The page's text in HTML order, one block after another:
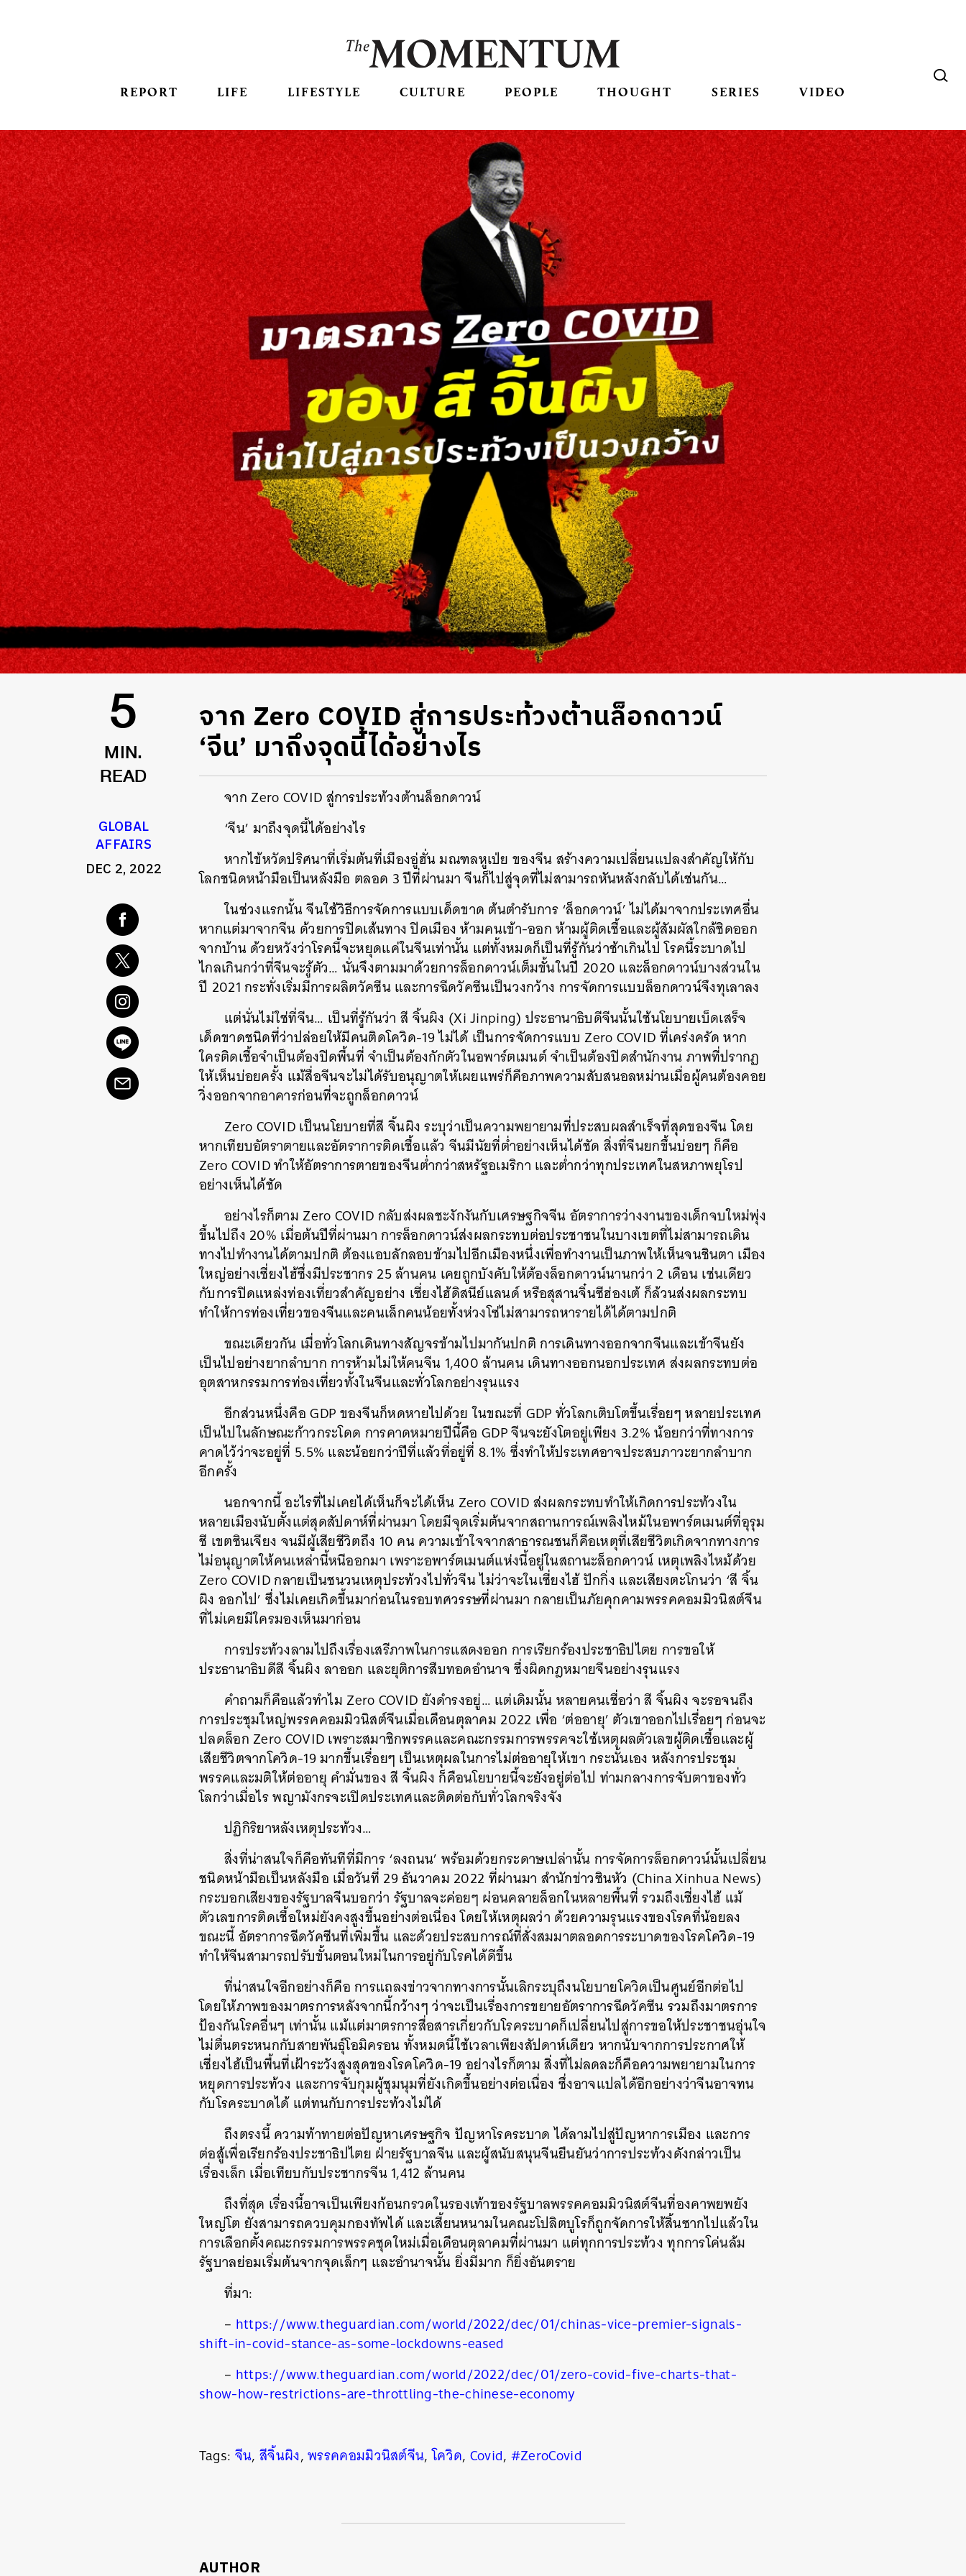
REPORT LIFE LIFESTYLE CULTURE PEOPLE THOUGHT SERIES VIDEO
5
MIN.
READ
GLOBAL
AFFAIRS
DEC 2, 2022
จาก Zero COVID สู่การประท้วงต้านล็อกดาวน์
‘จีน’ มาถึงจุดนี้ได้อย่างไร
จาก Zero COVID สู่การประท้วงต้านล็อกดาวน์
‘จีน’ มาถึงจุดนี้ได้อย่างไร
หากไข้หวัดปริศนาที่เริ่มต้นที่เมืองอู่ฮั่น มณฑลหูเป่ย ของจีน สร้างความเปลี่ยนแปลงสำคัญให้กับ
โลกชนิดหน้ามือเป็นหลังมือ ตลอด 3 ปีที่ผ่านมา จีนก็ไปสู่จุดที่ไม่สามารถหันหลังกลับได้เช่นกัน…
ในช่วงแรกนั้น จีนใช้วิธีการจัดการแบบเด็ดขาด ต้นตำรับการ ‘ล็อกดาวน์’ ไม่ได้มาจากประเทศอื่น
หากแต่มาจากจีน ด้วยการปิดเส้นทาง ปิดเมือง ห้ามคนเข้า-ออก ห้ามผู้ติดเชื้อและผู้สัมผัสใกล้ชิดออก
จากบ้าน ด้วยหวังว่าโรคนี้จะหยุดแค่ในจีนเท่านั้น แต่ทั้งหมดก็เป็นที่รู้กันว่าช้าเกินไป โรคนี้ระบาดไป
ไกลเกินกว่าที่จีนจะรู้ตัว…​ นั่นจึงตามมาด้วยการล็อกดาวน์เต็มขั้นในปี 2020 และล็อกดาวน์บางส่วนใน
ปี 2021 กระทั่งเริ่มมีการผลิตวัคซีน และการฉีดวัคซีนเป็นวงกว้าง การจัดการแบบล็อกดาวน์จึงทุเลาลง
แต่นั่นไม่ใช่ที่จีน… เป็นที่รู้กันว่า สี จิ้นผิง (Xi Jinping) ประธานาธิบดีจีนนั้นใช้นโยบายเบ็ดเสร็จ
เด็ดขาดชนิดที่ว่าปล่อยให้มีคนติดโควิด-19 ไม่ได้ เป็นการจัดการแบบ Zero COVID ที่เคร่งครัด หาก
ใครติดเชื้อจำเป็นต้องปิดพื้นที่ จำเป็นต้องกักตัวในอพาร์ตเมนต์ จำเป็นต้องปิดสำนักงาน ภาพที่ปรากฏ
ให้เห็นบ่อยครั้ง แม้สื่อจีนจะไม่ได้รับอนุญาตให้เผยแพร่ก็คือภาพความสับสนอลหม่านเมื่อผู้คนต้องคอย
วิ่งออกจากอาคารก่อนที่จะถูกล็อกดาวน์
Zero COVID เป็นนโยบายที่สี จิ้นผิง ระบุว่าเป็นความพยายามที่ประสบผลสำเร็จที่สุดของจีน โดย
หากเทียบอัตราตายและอัตราการติดเชื้อแล้ว จีนมีนัยที่ต่ำอย่างเห็นได้ชัด สิ่งที่จีนยกขึ้นบ่อยๆ ก็คือ
Zero COVID ทำให้อัตราการตายของจีนต่ำกว่าสหรัฐอเมริกา และต่ำกว่าทุกประเทศในสหภาพยุโรป
อย่างเห็นได้ชัด
อย่างไรก็ตาม Zero COVID กลับส่งผลชะงักงันกับเศรษฐกิจจีน อัตราการว่างงานของเด็กจบใหม่พุ่ง
ขึ้นไปถึง 20% เมื่อต้นปีที่ผ่านมา การล็อกดาวน์ส่งผลกระทบต่อประชาชนในบางเขตที่ไม่สามารถเดิน
ทางไปทำงานได้ตามปกติ ต้องแอบลักลอบข้ามไปอีกเมืองหนึ่งเพื่อทำงานเป็นภาพให้เห็นจนชินตา เมือง
ใหญ่อย่างเซี่ยงไฮ้ซึ่งมีประชากร 25 ล้านคน เคยถูกบังคับให้ต้องล็อกดาวน์นานกว่า 2 เดือน เช่นเดียว
กับการปิดแหล่งท่องเที่ยวสำคัญอย่าง เซี่ยงไฮ้ดิสนีย์แลนด์ หรือสุสานจิ๋นซีฮ่องเต้ ก็ล้วนส่งผลกระทบ
ทำให้การท่องเที่ยวของจีนและคนเล็กคนน้อยทั้งห่วงโซ่ไม่สามารถหารายได้ได้ตามปกติ
ขณะเดียวกัน เมื่อทั่วโลกเดินทางสัญจรข้ามไปมากันปกติ การเดินทางออกจากจีนและเข้าจีนยัง
เป็นไปอย่างยากลำบาก การห้ามไม่ให้คนจีน 1,400 ล้านคน เดินทางออกนอกประเทศ ส่งผลกระทบต่อ
อุตสาหกรรมการท่องเที่ยวทั้งในจีนและทั่วโลกอย่างรุนแรง
อีกส่วนหนึ่งคือ GDP ของจีนก็หดหายไปด้วย ในขณะที่ GDP ทั่วโลกเติบโตขึ้นเรื่อยๆ หลายประเทศ
เป็นไปในลักษณะก้าวกระโดด การคาดหมายปีนี้คือ GDP จีนจะยังโตอยู่เพียง 3.2% น้อยกว่าที่ทางการ
คาดไว้ว่าจะอยู่ที่ 5.5% และน้อยกว่าปีที่แล้วที่อยู่ที่ 8.1% ซึ่งทำให้ประเทศอาจประสบภาวะยากลำบาก
อีกครั้ง
นอกจากนี้ อะไรที่ไม่เคยได้เห็นก็จะได้เห็น Zero COVID ส่งผลกระทบทำให้เกิดการประท้วงใน
หลายเมืองนับตั้งแต่สุดสัปดาห์ที่ผ่านมา โดยมีจุดเริ่มต้นจากสถานการณ์เพลิงไหม้ในอพาร์ตเมนต์ที่อุรุม
ชี เขตซินเจียง จนมีผู้เสียชีวิตถึง 10 คน ความเข้าใจจากสาธารณชนก็คือเหตุที่เสียชีวิตเกิดจากทางการ
ไม่อนุญาตให้คนเหล่านี้หนีออกมา เพราะอพาร์ตเมนต์แห่งนี้อยู่ในสถานะล็อกดาวน์ เหตุเพลิงไหม้ด้วย
Zero COVID กลายเป็นชนวนเหตุประท้วงไปทั่วจีน ไม่ว่าจะในเซี่ยงไฮ้ ปักกิ่ง และเสียงตะโกนว่า ‘สี จิ้น
ผิง ออกไป’ ซึ่งไม่เคยเกิดขึ้นมาก่อนในรอบทศวรรษที่ผ่านมา กลายเป็นภัยคุกคามพรรคคอมมิวนิสต์จีน
ที่ไม่เคยมีใครมองเห็นมาก่อน
การประท้วงลามไปถึงเรื่องเสรีภาพในการแสดงออก การเรียกร้องประชาธิปไตย การขอให้
ประธานาธิบดีสี จิ้นผิง ลาออก และยุติการสืบทอดอำนาจ ซึ่งผิดกฎหมายจีนอย่างรุนแรง
คำถามก็คือแล้วทำไม Zero COVID ยังดำรงอยู่… แต่เดิมนั้น หลายคนเชื่อว่า สี จิ้นผิง จะรอจนถึง
การประชุมใหญ่พรรคคอมมิวนิสต์จีนเมื่อเดือนตุลาคม 2022 เพื่อ ‘ต่ออายุ’ ตัวเขาออกไปเรื่อยๆ ก่อนจะ
ปลดล็อก Zero COVID เพราะสมาชิกพรรคและคณะกรรมการพรรคจะใช้เหตุผลตัวเลขผู้ติดเชื้อและผู้
เสียชีวิตจากโควิด-19 มากขึ้นเรื่อยๆ เป็นเหตุผลในการไม่ต่ออายุให้เขา กระนั้นเอง หลังการประชุม
พรรคและมติให้ต่ออายุ คำมั่นของ สี จิ้นผิง ก็คือนโยบายนี้จะยังอยู่ต่อไป ท่ามกลางการจับตาของทั่ว
โลกว่าเมื่อไร พญามังกรจะเปิดประเทศและติดต่อกับทั่วโลกจริงจัง
ปฏิกิริยาหลังเหตุประท้วง…
สิ่งที่น่าสนใจก็คือทันทีที่มีการ ‘ลงถนน’ พร้อมด้วยกระดาษเปล่านั้น การจัดการล็อกดาวน์นั้นเปลี่ยน
ชนิดหน้ามือเป็นหลังมือ เมื่อวันที่ 29 ธันวาคม 2022 ที่ผ่านมา สำนักข่าวซินหัว (China Xinhua News)
กระบอกเสียงของรัฐบาลจีนบอกว่า รัฐบาลจะค่อยๆ ผ่อนคลายล็อกในหลายพื้นที่ รวมถึงเซี่ยงไฮ้ แม้
ตัวเลขการติดเชื้อใหม่ยังคงสูงขึ้นอย่างต่อเนื่อง โดยให้เหตุผลว่า ด้วยความรุนแรงของโรคที่น้อยลง
ขณะนี้ อัตราการฉีดวัคซีนที่เพิ่มขึ้น และด้วยประสบการณ์ที่สั่งสมมาตลอดการระบาดของโรคโควิด-19
ทำให้จีนสามารถปรับขั้นตอนใหม่ในการอยู่กับโรคได้ดีขึ้น
ที่น่าสนใจอีกอย่างก็คือ การแถลงข่าวจากทางการนั้นเลิกระบุถึงนโยบายโควิดเป็นศูนย์อีกต่อไป
โดยให้ภาพของมาตรการหลังจากนี้กว้างๆ ว่าจะเป็นเรื่องการขยายอัตราการฉีดวัคซีน รวมถึงมาตรการ
ป้องกันโรคอื่นๆ เท่านั้น แม้แต่มาตรการสื่อสารเกี่ยวกับโรคระบาดก็เปลี่ยนไปสู่การขอให้ประชาชนอุ่นใจ
ไม่ตื่นตระหนกกับสายพันธุ์โอมิครอน ทั้งหมดนี้ใช้เวลาเพียงสัปดาห์เดียว หากนับจากการประกาศให้
เซี่ยงไฮ้เป็นพื้นที่เฝ้าระวังสูงสุดของโรคโควิด-19 อย่างไรก็ตาม สิ่งที่ไม่ลดละก็คือความพยายามในการ
หยุดการประท้วง และการจับกุมผู้ชุมนุมที่ยังเกิดขึ้นอย่างต่อเนื่อง ซึ่งอาจแปลได้อีกอย่างว่าจีนอาจทน
กับโรคระบาดได้ แต่ทนกับการประท้วงไม่ได้
ถึงตรงนี้ ความท้าทายต่อปัญหาเศรษฐกิจ ปัญหาโรคระบาด ได้ลามไปสู่ปัญหาการเมือง และการ
ต่อสู้เพื่อเรียกร้องประชาธิปไตย ฝ่ายรัฐบาลจีน และผู้สนับสนุนจีนยืนยันว่าการประท้วงดังกล่าวเป็น
เรื่องเล็ก เมื่อเทียบกับประชากรจีน 1,412 ล้านคน
ถึงที่สุด เรื่องนี้อาจเป็นเพียงก้อนกรวดในรองเท้าของรัฐบาลพรรคคอมมิวนิสต์จีนที่องคาพยพยัง
ใหญ่โต ยังสามารถควบคุมกองทัพได้ และเสี้ยนหนามในคณะโปลิตบูโรก็ถูกจัดการให้สิ้นซากไปแล้วใน
การเลือกตั้งคณะกรรมการพรรคชุดใหม่เมื่อเดือนตุลาคมที่ผ่านมา แต่ทุกการประท้วง ทุกการโค่นล้ม
รัฐบาลย่อมเริ่มต้นจากจุดเล็กๆ และอำนาจนั้น ยิ่งมีมาก ก็ยิ่งอันตราย
ที่มา:
– https://www.theguardian.com/world/2022/dec/01/chinas-vice-premier-signals-
shift-in-covid-stance-as-some-lockdowns-eased
– https://www.theguardian.com/world/2022/dec/01/zero-covid-five-charts-that-
show-how-restrictions-are-throttling-the-chinese-economy
Tags: จีน,สีจิ้นผิง,พรรคคอมมิวนิสต์จีน,โควิด, Covid, #ZeroCovid
AUTHOR
ค้นหา